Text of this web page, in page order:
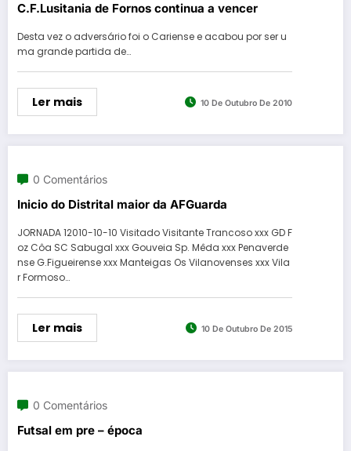
C.F.Lusitania de Fornos continua a vencer
Desta vez o adversário foi o Cariense e acabou por ser u
ma grande partida de…
Ler mais 10 De Outubro De 2010
0 Comentários
Inicio do Distrital maior da AFGuarda
JORNADA 12010-10-10 Visitado Visitante Trancoso xxx GD F
oz Côa SC Sabugal xxx Gouveia Sp. Mêda xxx Penaverde
nse G.Figueirense xxx Manteigas Os Vilanovenses xxx Vila
r Formoso…
Ler mais 10 De Outubro De 2015
0 Comentários
Futsal em pre – época